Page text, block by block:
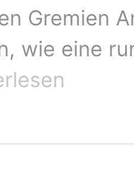
Gremien
wie eine